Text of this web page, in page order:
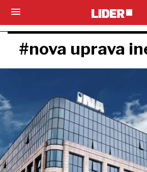
#nova uprava